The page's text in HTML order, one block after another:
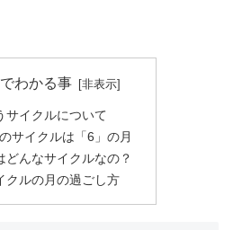
わかる事
サイクルについて
サイクルは「6」の月
どんなサイクルなの？
クルの月の過ごし方